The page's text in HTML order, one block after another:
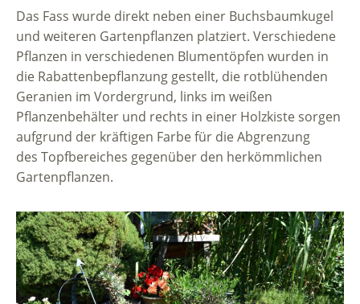
Das Fass wurde direkt neben einer Buchsbaumkugel
und weiteren Gartenpflanzen platziert. Verschiedene
Pflanzen in verschiedenen Blumentöpfen wurden in
die Rabattenbepflanzung gestellt, die rotblühenden
Geranien im Vordergrund, links im weißen
Pflanzenbehälter und rechts in einer Holzkiste sorgen
aufgrund der kräftigen Farbe für die Abgrenzung
des Topfbereiches gegenüber den herkömmlichen
Gartenpflanzen.